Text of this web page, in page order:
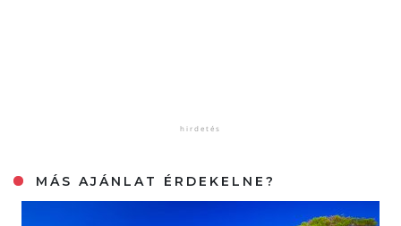
MÁS AJÁNLAT ÉRDEKELNE?